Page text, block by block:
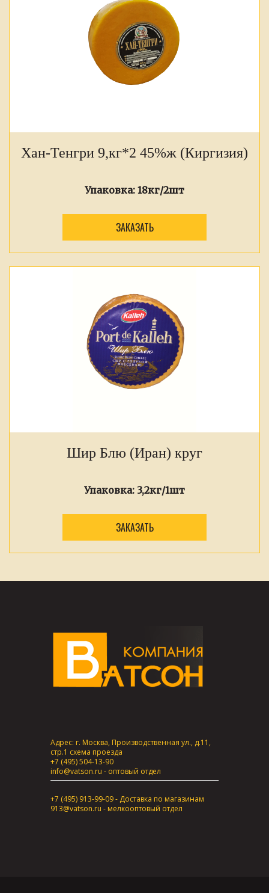
Хан-Тенгри 9,кг*2 45%ж (Киргизия)
Упаковка: 18кг/2шт
ЗАКАЗАТЬ
Шир Блю (Иран) круг
Упаковка: 3,2кг/1шт
ЗАКАЗАТЬ
Адрес: г. Москва, Производственная ул., д.11,
стр.1 схема проезда
+7 (495) 504-13-90
info@vatson.ru - оптовый отдел
+7 (495) 913-99-09 - Доставка по магазинам
913@vatson.ru - мелкооптовый отдел